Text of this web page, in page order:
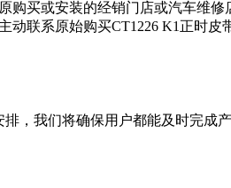
买或安装的经销门店或汽车维修
联系原始购买CT1226 K1正时
，我们将确保用户都能及时完成产